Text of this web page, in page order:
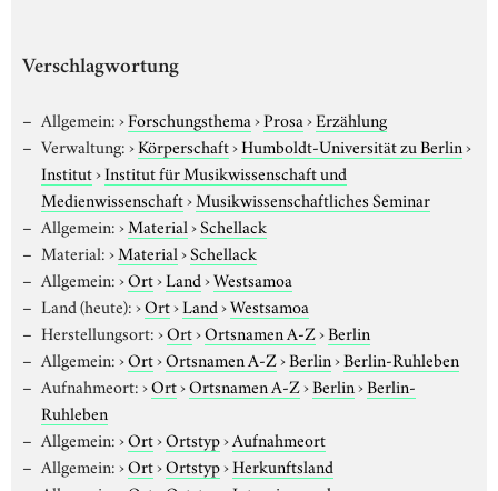
Verschlagwortung
Allgemein:›Forschungsthema›Prosa›Erzählung
Verwaltung:›Körperschaft›Humboldt-Universität zu Berlin›
Institut›Institut für Musikwissenschaft und
Medienwissenschaft›Musikwissenschaftliches Seminar
Allgemein:›Material›Schellack
Material:›Material›Schellack
Allgemein:›Ort›Land›Westsamoa
Land (heute):›Ort›Land›Westsamoa
Herstellungsort:›Ort›Ortsnamen A-Z›Berlin
Allgemein:›Ort›Ortsnamen A-Z›Berlin›Berlin-Ruhleben
Aufnahmeort:›Ort›Ortsnamen A-Z›Berlin›Berlin-
Ruhleben
Allgemein:›Ort›Ortstyp›Aufnahmeort
Allgemein:›Ort›Ortstyp›Herkunftsland